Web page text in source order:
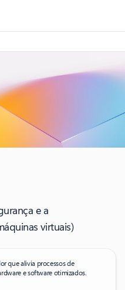
e a
virtuais)
que alivia processos de
e software otimizados.